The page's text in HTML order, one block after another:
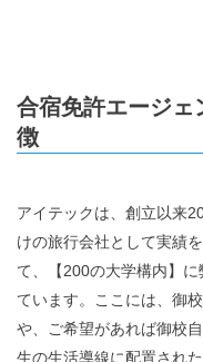
合宿免許エージェ
徴
アイテックは、創立以来
けの旅行会社として実績
て、【200の大学構内】
ています。ここには、御
や、ご希望があれば御校
生の生活導線に配置され